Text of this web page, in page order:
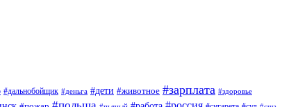
#дальнобойщик #деньга #дети #животное #зарплата #здоровье